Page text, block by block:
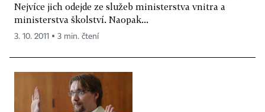
Nejvíce jich odejde ze služeb ministerstva vnitra a
ministerstva školství. Naopak...
3. 10. 2011 ▪ 3 min. čtení